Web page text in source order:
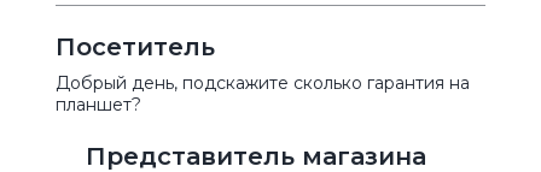
Посетитель
Добрый день, подскажите сколько гарантия на
планшет?
Представитель магазина